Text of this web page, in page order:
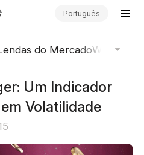
Português
do MercadoWebinars
Um Indicador
Volatilidade